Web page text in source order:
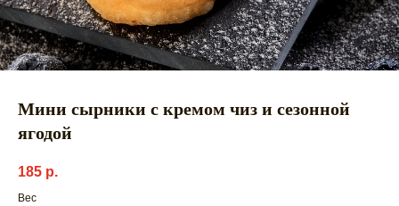
Мини сырники с кремом чиз и сезонной
ягодой
185 р.
Вес